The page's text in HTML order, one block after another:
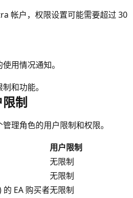
帐户，权限设置可能需要超过 30
用情况通知。
和功能。
制
理角色的用户限制和权限。
用户限制
无限制
无限制
的 EA 购买者无限制